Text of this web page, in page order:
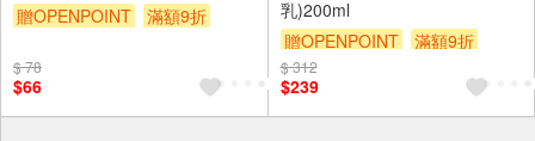
贈OPENPOINT
滿額9折
$ 78
$66
乳)200ml
贈OPENPOINT
滿額9折
贈$200
$ 312
$239